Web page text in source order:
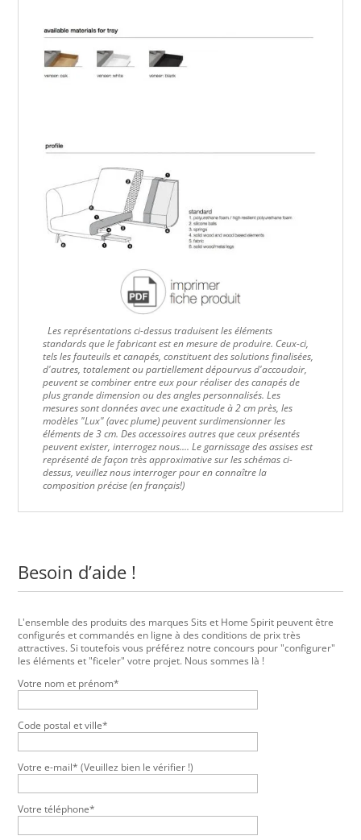
Les représentations ci-dessus traduisent les éléments
standards que le fabricant est en mesure de produire. Ceux-ci,
tels les fauteuils et canapés, constituent des solutions finalisées,
d'autres, totalement ou partiellement dépourvus d'accoudoir,
peuvent se combiner entre eux pour réaliser des canapés de
plus grande dimension ou des angles personnalisés. Les
mesures sont données avec une exactitude à 2 cm près, les
modèles "Lux" (avec plume) peuvent surdimensionner les
éléments de 3 cm. Des accessoires autres que ceux présentés
peuvent exister, interrogez nous.... Le garnissage des assises est
représenté de façon très approximative sur les schémas ci-
dessus, veuillez nous interroger pour en connaître la
composition précise (en français!)
Besoin d’aide !
L'ensemble des produits des marques Sits et Home Spirit peuvent être
configurés et commandés en ligne à des conditions de prix très
attractives. Si toutefois vous préférez notre concours pour "configurer"
les éléments et "ficeler" votre projet. Nous sommes là !
Votre nom et prénom*
Code postal et ville*
Votre e-mail* (Veuillez bien le vérifier !)
Votre téléphone*